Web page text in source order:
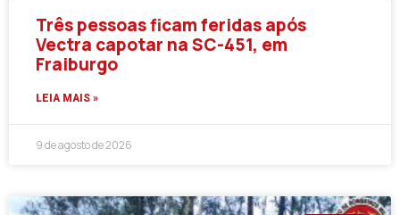
Três pessoas ficam feridas após
Vectra capotar na SC-451, em
Fraiburgo
LEIA MAIS »
9 de agosto de 2026